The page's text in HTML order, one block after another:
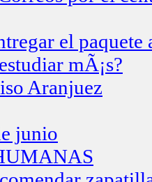
el paquete
mÃ¡s?
Aranjuez
junio